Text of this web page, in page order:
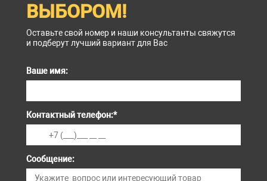
ВЫБОРОМ!
Оставьте свой номер и наши консультанты свяжутся
и подберут лучший вариант для Вас
Ваше имя:
Контактный телефон:*
Сообщение: